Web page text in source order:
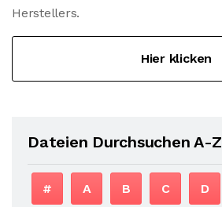
Herstellers.
Hier klicken
Dateien Durchsuchen A-Z
# A B C D